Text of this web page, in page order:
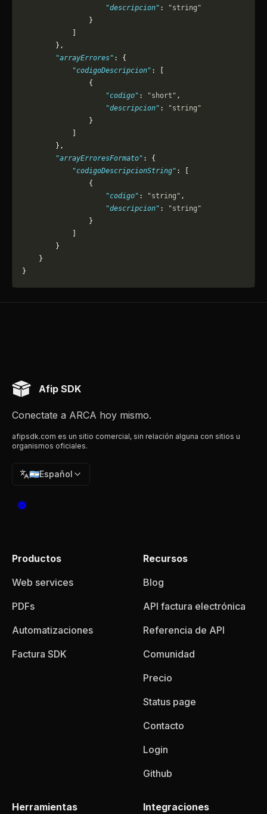
                    "descripcion"
:
"string"
                }
        },
        "arrayErrores"
: {
            "codigoDescripcion"
: [
                {
                    "codigo"
: "short" ,
                    "descripcion"
:
"string"
                }
        },
        "arrayErroresFormato"
: {
            "codigoDescripcionString"
: [
                {
                    "codigo"
: "string" ,
                    "descripcion"
:
"string"
                }
        }
    }
}
Afip SDK
Conectate a ARCA hoy mismo.
afipsdk.com es un sitio comercial, sin relación alguna con sitios u
organismos oficiales.
🇦🇷Español
Productos
Web services
PDFs
Automatizaciones
Factura SDK
Recursos
Blog
API factura electrónica
Referencia de API
Comunidad
Precio
Status page
Contacto
Login
Github
Herramientas
Integraciones